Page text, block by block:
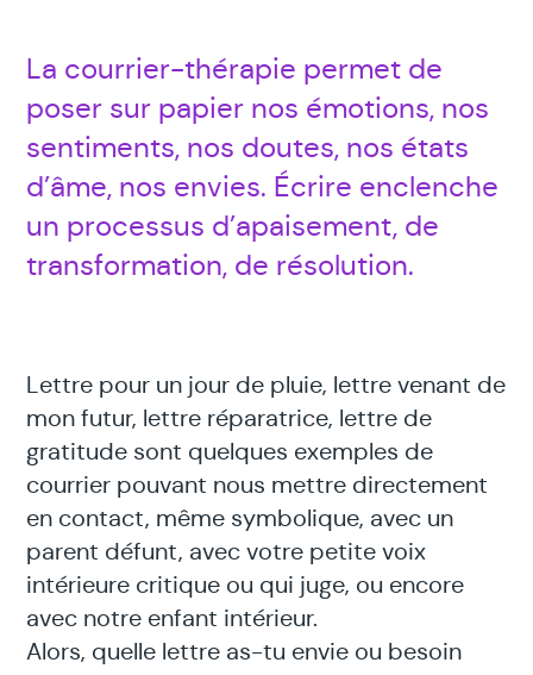
La courrier-thérapie permet de
poser sur papier nos émotions, nos
sentiments, nos doutes, nos états
d’âme, nos envies. Écrire enclenche
un processus d’apaisement, de
transformation, de résolution.
Lettre pour un jour de pluie, lettre venant de
mon futur, lettre réparatrice, lettre de
gratitude sont quelques exemples de
courrier pouvant nous mettre directement
en contact, même symbolique, avec un
parent défunt, avec votre petite voix
intérieure critique ou qui juge, ou encore
avec notre enfant intérieur.
Alors, quelle lettre as-tu envie ou besoin